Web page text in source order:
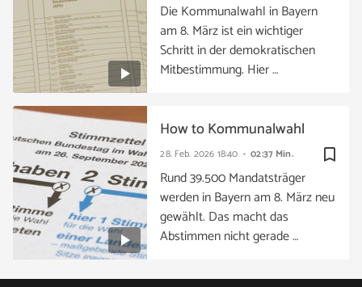
Die Kommunalwahl in Bayern
am 8. März ist ein wichtiger
Schritt in der demokratischen
Mitbestimmung. Hier …
bookmark_border
28. Feb. 2026 18:40 02:37 Min.
How to Kommunalwahl
Rund 39.500 Mandatsträger
werden in Bayern am 8. März neu
gewählt. Das macht das
Abstimmen nicht gerade …